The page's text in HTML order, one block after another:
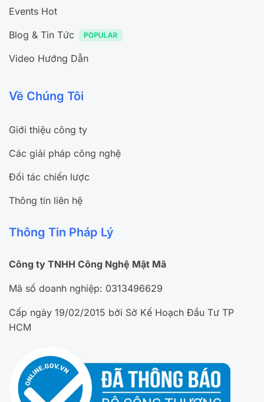
Events Hot
Blog & Tin Tức
Video Hướng Dẫn
Về Chúng Tôi
Giới thiệu công ty
Các giải pháp công nghệ
Đối tác chiến lược
Thông tin liên hệ
Thông Tin Pháp Lý
Công ty TNHH Công Nghệ Mật Mã
Mã số doanh nghiệp: 0313496629
Cấp ngày 19/02/2015 bởi Sở Kế Hoạch Đầu Tư TP
HCM